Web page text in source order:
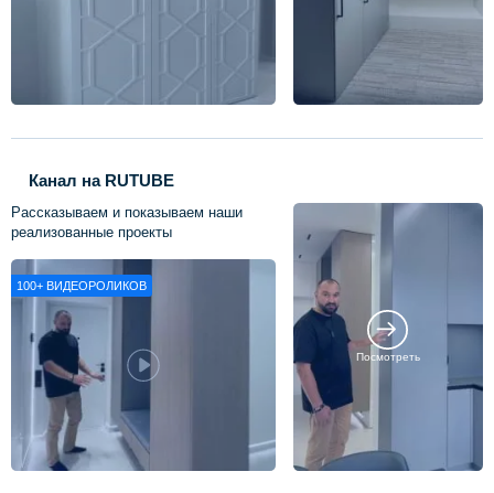
Канал на RUTUBE
Рассказываем и показываем наши
реализованные проекты
100+ ВИДЕОРОЛИКОВ
Посмотреть